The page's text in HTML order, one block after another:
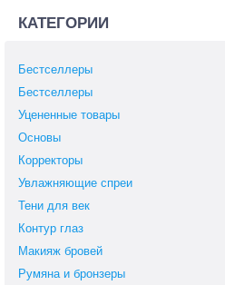
КАТЕГОРИИ
Бестселлеры
Бестселлеры
Уцененные товары
Основы
Корректоры
Увлажняющие спреи
Тени для век
Контур глаз
Макияж бровей
Румяна и бронзеры